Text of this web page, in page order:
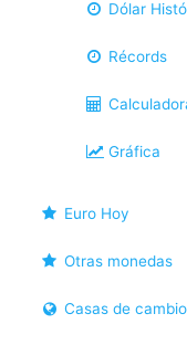
Dólar
Récords
Gráfica
Euro Hoy
Otras monedas
Casas de cambio